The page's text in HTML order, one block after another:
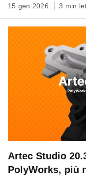
15 gen 2026 3 min
Artec Studio
PolyWorks, più